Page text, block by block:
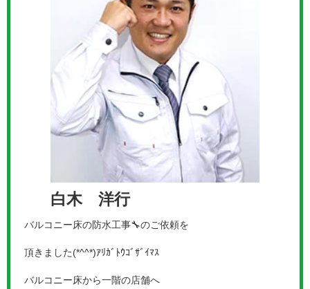
白木 洋行
バルコニー床の防水工事🔧のご依頼を
頂きました(*^^*)ｱﾘｶﾞﾄｳｺﾞｻﾞｲﾏｽ
バルコニー床から一階の店舗へ